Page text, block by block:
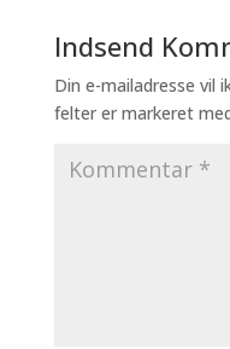
Indsend
Din e-mailadresse vil
felter er markeret